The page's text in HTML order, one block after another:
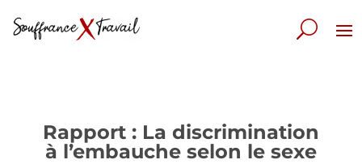
Rapport : La discrimination
à l’embauche selon le sexe